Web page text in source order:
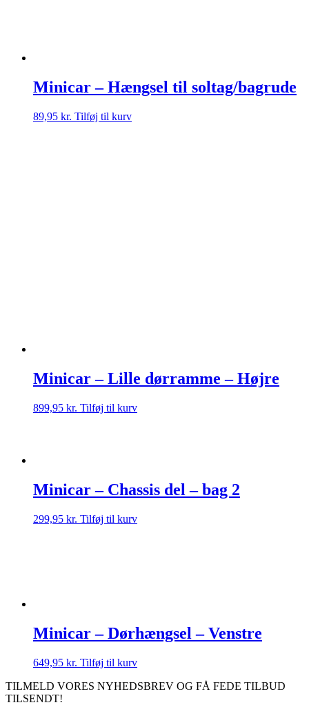
Minicar – Hængsel til soltag/bagrude
89,95 kr. Tilføj til kurv
Minicar – Lille dørramme – Højre
899,95 kr. Tilføj til kurv
Minicar – Chassis del – bag 2
299,95 kr. Tilføj til kurv
Minicar – Dørhængsel – Venstre
649,95 kr. Tilføj til kurv
TILMELD VORES NYHEDSBREV OG FÅ FEDE TILBUD
TILSENDT!